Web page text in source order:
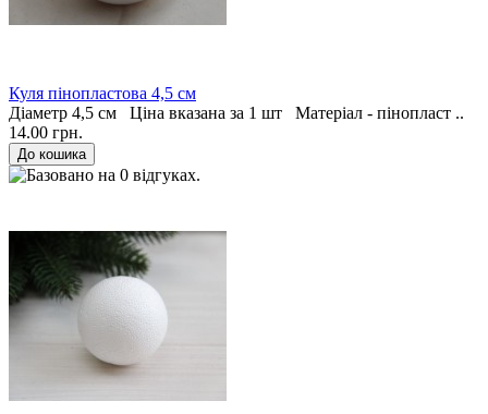
Куля пінопластова 4,5 см
Діаметр 4,5 см Ціна вказана за 1 шт Матеріал - пінопласт ..
14.00 грн.